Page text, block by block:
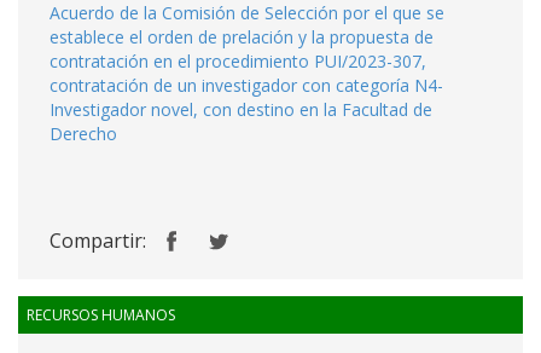
Acuerdo de la Comisión de Selección por el que se
establece el orden de prelación y la propuesta de
contratación en el procedimiento PUI/2023-307,
contratación de un investigador con categoría N4-
Investigador novel, con destino en la Facultad de
Derecho
Compartir:
RECURSOS HUMANOS